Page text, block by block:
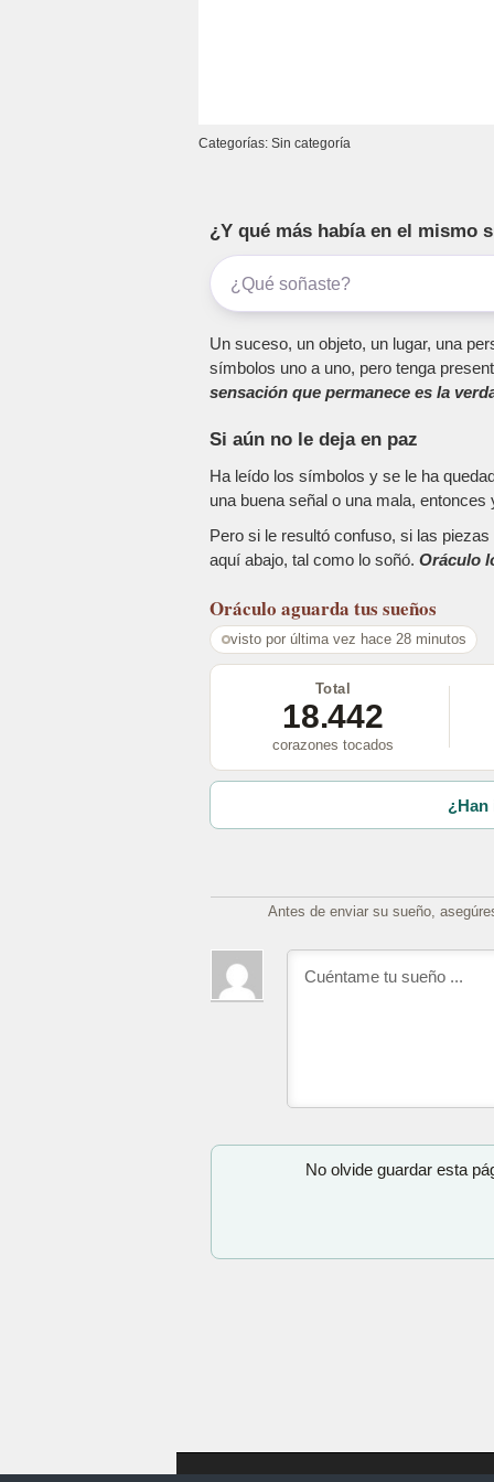
Categorías: Sin categoría
¿Y qué más había en el mismo
Un suceso, un objeto, un lugar, una
símbolos uno a uno, pero tenga
sensación que permanece es la
Si aún no le deja en paz
Ha leído los símbolos y se le ha
una buena señal o una mala,
Pero si le resultó confuso, si las
aquí abajo, tal como lo soñó. Oráculo
Oráculo aguarda tus sueños
visto por última vez hace 28 minutos
Total
18.442
corazones tocados
Antes de enviar su sueño,
No olvide guardar esta